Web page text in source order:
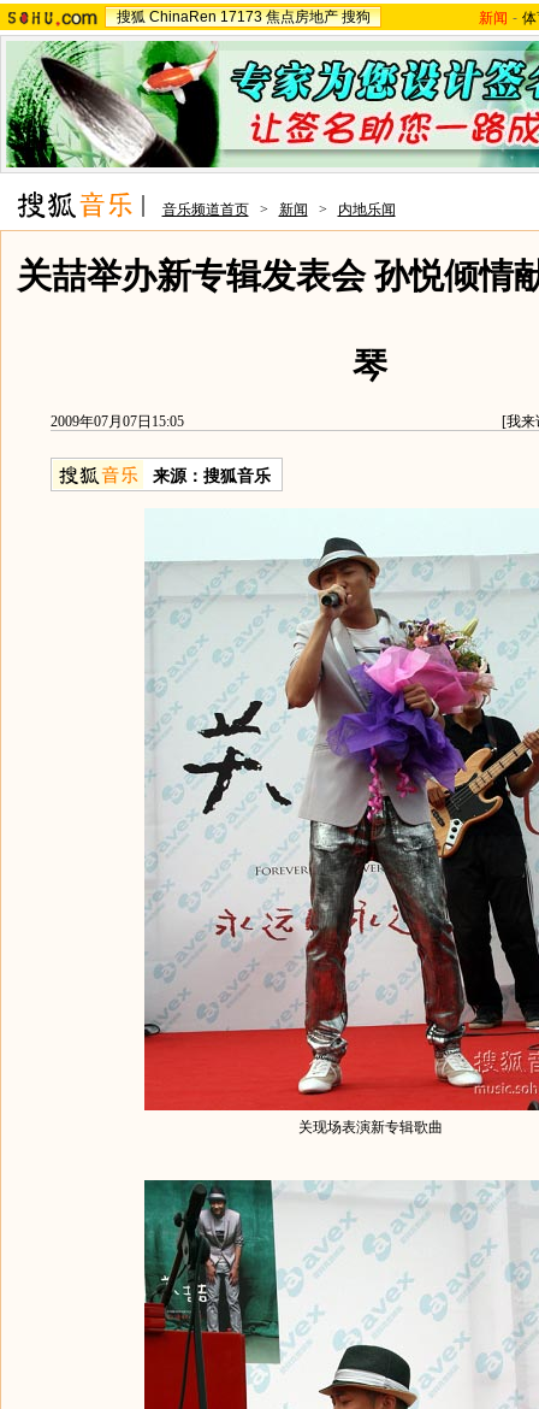
搜狐 ChinaRen 17173 焦点房地产 搜狗 新闻 -
音乐频道首页 > 新闻 > 内地乐闻
关喆举办新专辑发表会 孙悦倾情
琴
2009年07月07日15:05 [我来
来源： 搜狐音乐
关现场表演新专辑歌曲